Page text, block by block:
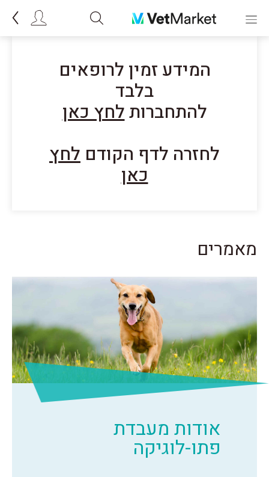
המידע זמין לרופאים
בלבד
להתחברותלחץ כאן
לחזרה לדף הקודם לחץ
כאן
מאמרים
אודות מעבדת
פתו-לוגיקה